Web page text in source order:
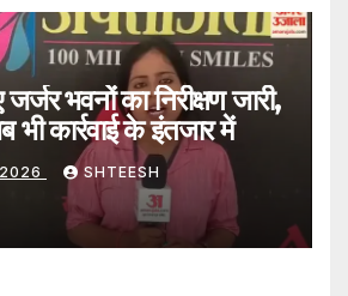
भवनों का निरीक्षण जारी,
कार्रवाई के इंतजार में
SHTEESH